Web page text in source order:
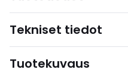
Tekniset tiedot
Tuotekuvaus